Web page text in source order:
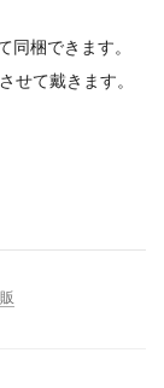
同梱できます。
せて戴きます。